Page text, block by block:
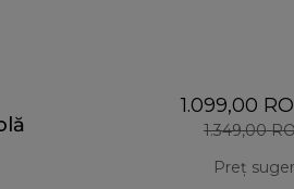
1.099,00
1.349,00
Preț